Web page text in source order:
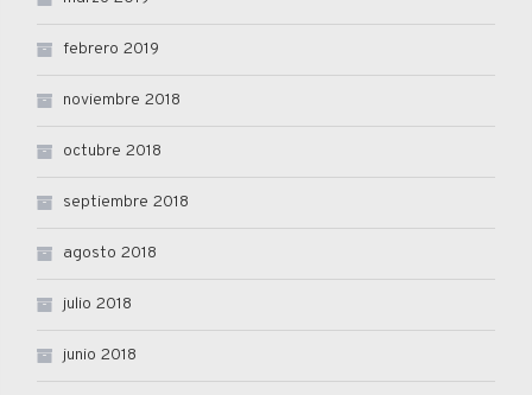
febrero 2019
noviembre 2018
octubre 2018
septiembre 2018
agosto 2018
julio 2018
junio 2018